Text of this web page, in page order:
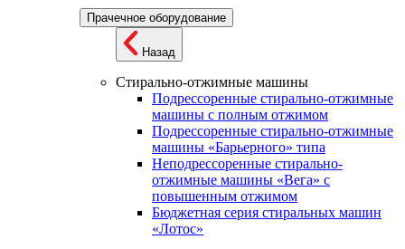
Прачечное оборудование
Назад
Стирально-отжимные машины
Подрессоренные стирально-отжимные
машины с полным отжимом
Подрессоренные стирально-отжимные
машины «Барьерного» типа
Неподрессоренные стирально-
отжимные машины «Вега» с
повышенным отжимом
Бюджетная серия стиральных машин
«Лотос»